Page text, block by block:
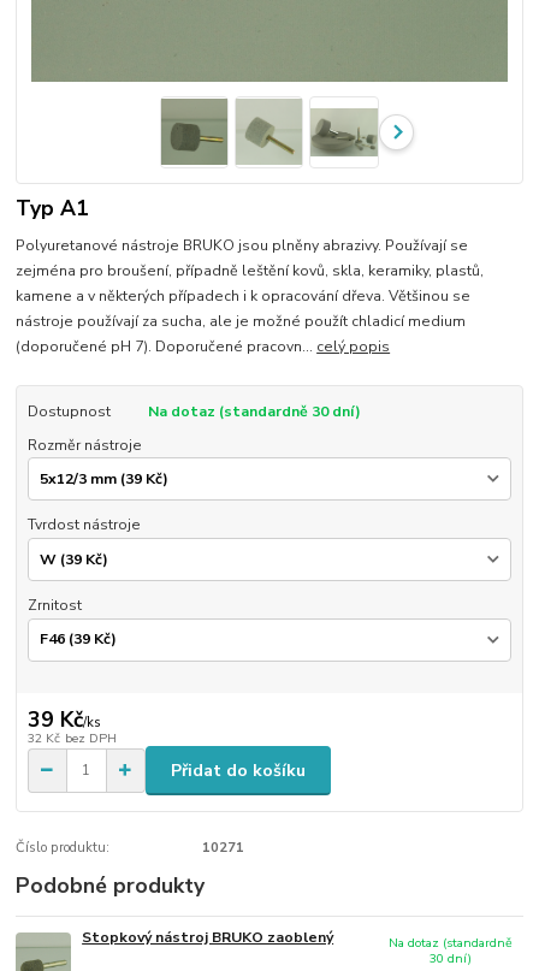
Typ A1
Polyuretanové nástroje BRUKO jsou plněny abrazivy. Používají se
zejména pro broušení, případně leštění kovů, skla, keramiky, plastů,
kamene a v některých případech i k opracování dřeva. Většinou se
nástroje používají za sucha, ale je možné použít chladicí medium
(doporučené pH 7). Doporučené pracovn... celý popis
Dostupnost
Na dotaz (standardně 30 dní)
Rozměr nástroje
Tvrdost nástroje
Zrnitost
39 Kč/ks
32 Kč bez DPH
Přidat do košíku
Číslo produktu: 10271
Podobné produkty
Stopkový nástroj BRUKO zaoblený
Na dotaz (standardně
30 dní)